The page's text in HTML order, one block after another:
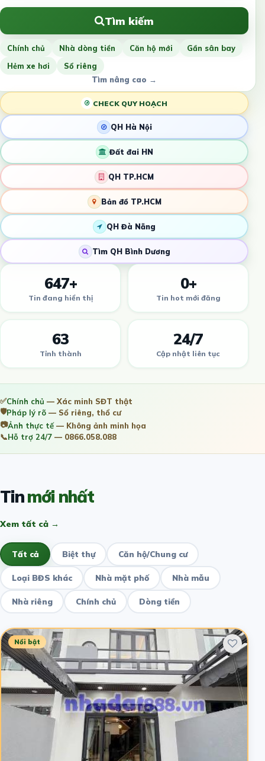
Tìm kiếm
Chính chủ Nhà dòng tiền Căn hộ mới
Gần sân bay
Hẻm xe hơi
Sổ riêng
Tìm nâng cao →
CHECK QUY HOẠCH
QH Hà Nội
Đất đai HN
QH TP.HCM
Bản đồ TP.HCM
QH Đà Nẵng
Tìm QH Bình Dương
647+
Tin đang hiển thị
0+
Tin hot mới đăng
63
Tỉnh thành
24/7
Cập nhật liên tục
✅Chính chủ — Xác minh SĐT thật
🛡️Pháp lý rõ — Sổ riêng, thổ cư
📷Ảnh thực tế— Không ảnh minh họa
📞Hỗ trợ 24/7 — 0866.058.088
Tinmới nhất
Xem tất cả →
Tất cả Biệt thự Căn hộ/Chung cư
Loại BĐS khác Nhà mặt phố Nhà mẫu
Nhà riêng Chính chủ Dòng tiền
Nổi bật